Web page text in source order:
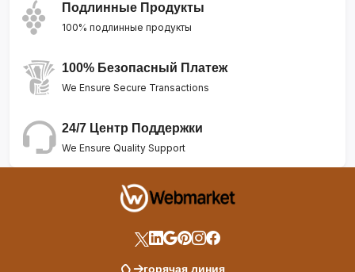
Подлинные Продукты
100% подлинные продукты
100% Безопасный Платеж
We Ensure Secure Transactions
24/7 Центр Поддержки
We Ensure Quality Support
горячая линия